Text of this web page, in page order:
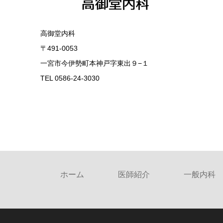
高御堂内科
〒491-0053
一宮市今伊勢町本神戸字東出９−１
TEL 0586-24-3030
ホーム 医師紹介 一般内科